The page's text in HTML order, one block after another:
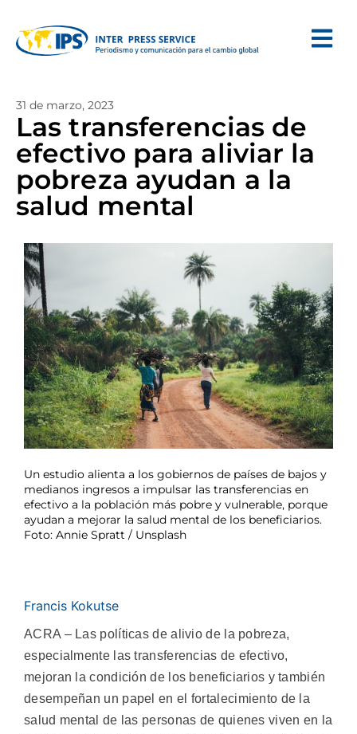
31 de marzo, 2023
Las transferencias de
efectivo para aliviar la
pobreza ayudan a la
salud mental
Un estudio alienta a los gobiernos de países de bajos y
medianos ingresos a impulsar las transferencias en
efectivo a la población más pobre y vulnerable, porque
ayudan a mejorar la salud mental de los beneficiarios.
Foto: Annie Spratt / Unsplash
Francis Kokutse
ACRA – Las políticas de alivio de la pobreza,
especialmente las transferencias de efectivo,
mejoran la condición de los beneficiarios y también
desempeñan un papel en el fortalecimiento de la
salud mental de las personas de quienes viven en la